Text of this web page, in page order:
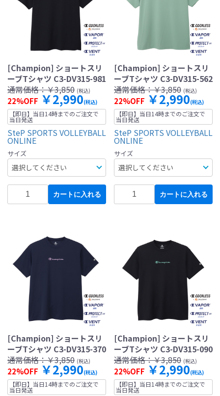
[Champion] ショートスリ
ーブTシャツ C3-DV315-981
通常価格：￥3,850 (税込)
22%OFF ￥2,990(税込)
【即日】当日14時までのご注文で
当日発送
SteP SPORTS VOLLEYBALL
ONLINE
サイズ
カートに入れる
[Champion] ショートスリ
ーブTシャツ C3-DV315-562
通常価格：￥3,850 (税込)
22%OFF ￥2,990(税込)
【即日】当日14時までのご注文で
当日発送
SteP SPORTS VOLLEYBALL
ONLINE
サイズ
カートに入れる
[Champion] ショートスリ
ーブTシャツ C3-DV315-370
通常価格：￥3,850 (税込)
22%OFF ￥2,990(税込)
【即日】当日14時までのご注文で
当日発送
[Champion] ショートスリ
ーブTシャツ C3-DV315-090
通常価格：￥3,850 (税込)
22%OFF ￥2,990(税込)
【即日】当日14時までのご注文で
当日発送